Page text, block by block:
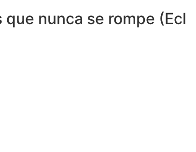
nunca se rompe (Ecl